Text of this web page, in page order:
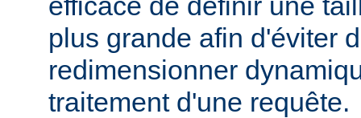
plus grande afin d'éviter
redimensionner
traitement d'une requête.